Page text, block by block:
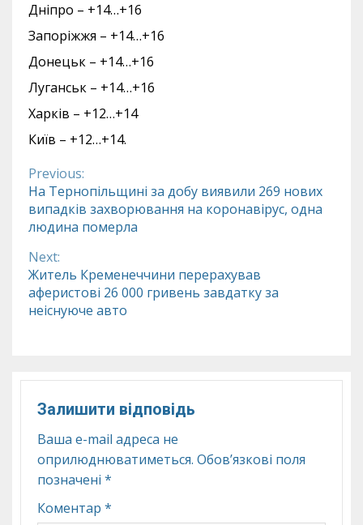
Дніпро – +14…+16
Запоріжжя – +14…+16
Донецьк – +14…+16
Луганськ – +14…+16
Харків – +12…+14
Київ – +12…+14.
Continue
Reading
Previous:
На Тернопільщині за добу виявили 269 нових
випадків захворювання на коронавірус, одна
людина померла
Next:
Житель Кременеччини перерахував
аферистові 26 000 гривень завдатку за
неіснуюче авто
Залишити відповідь
Ваша e-mail адреса не
оприлюднюватиметься. Обов’язкові поля
позначені *
Коментар *